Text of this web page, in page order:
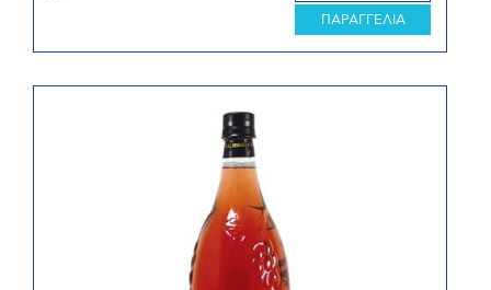
ΠΑΡΑΓΓΕΛΙΑ